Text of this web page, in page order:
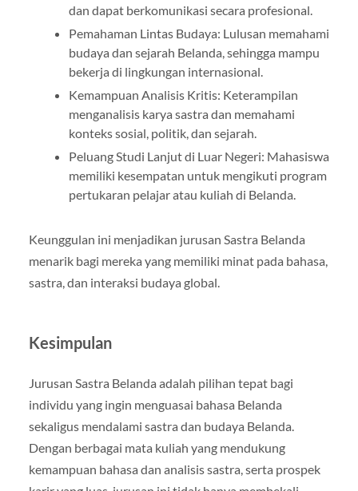
dan dapat berkomunikasi secara profesional.
Pemahaman Lintas Budaya: Lulusan memahami
budaya dan sejarah Belanda, sehingga mampu
bekerja di lingkungan internasional.
Kemampuan Analisis Kritis: Keterampilan
menganalisis karya sastra dan memahami
konteks sosial, politik, dan sejarah.
Peluang Studi Lanjut di Luar Negeri: Mahasiswa
memiliki kesempatan untuk mengikuti program
pertukaran pelajar atau kuliah di Belanda.
Keunggulan ini menjadikan jurusan Sastra Belanda
menarik bagi mereka yang memiliki minat pada bahasa,
sastra, dan interaksi budaya global.
Kesimpulan
Jurusan Sastra Belanda adalah pilihan tepat bagi
individu yang ingin menguasai bahasa Belanda
sekaligus mendalami sastra dan budaya Belanda.
Dengan berbagai mata kuliah yang mendukung
kemampuan bahasa dan analisis sastra, serta prospek